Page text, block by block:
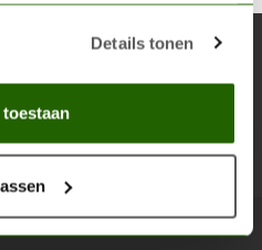
Details tonen
onze laatste acties